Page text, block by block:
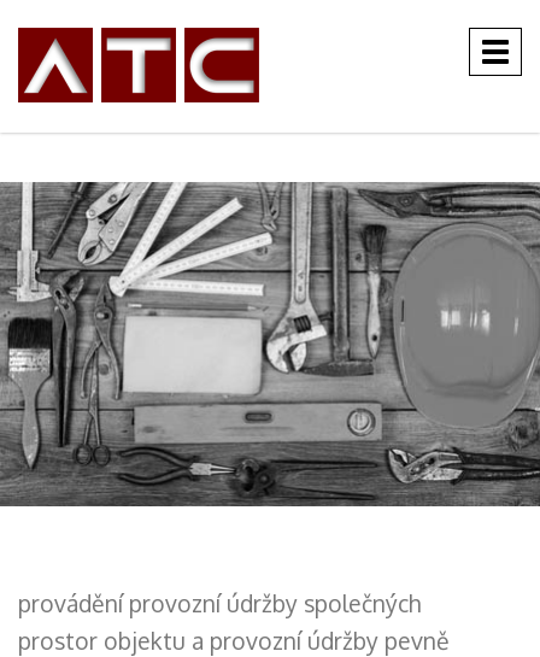
provádění provozní údržby společných
prostor objektu a provozní údržby pevně